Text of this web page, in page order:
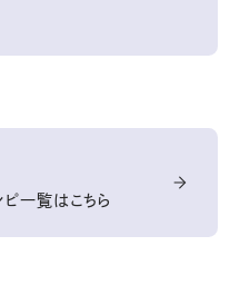
一覧はこちら